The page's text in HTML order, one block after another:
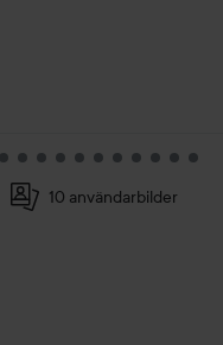
10 användarbilder